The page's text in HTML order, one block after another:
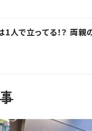
人で立ってる！？ 両親